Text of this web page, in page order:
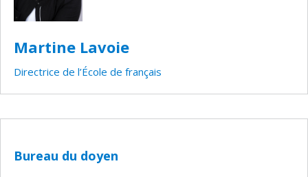
Martine Lavoie
Directrice de l’École de français
Bureau du doyen